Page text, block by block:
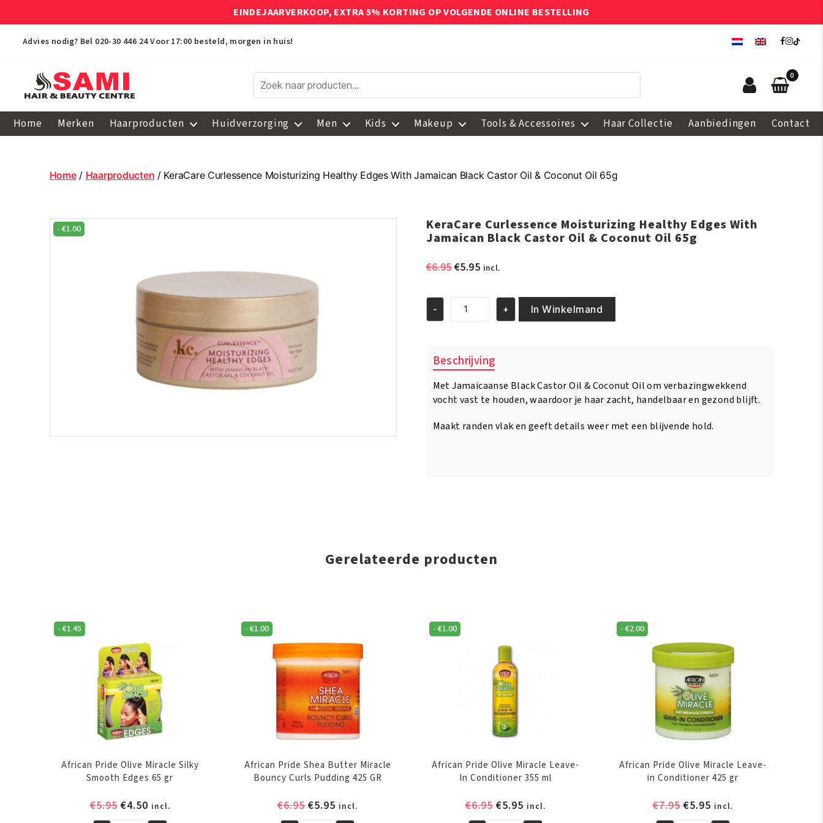
EINDEJAARVERKOOP, EXTRA 5% KORTING OP VOLGENDE ONLINE BESTELLING
Advies nodig? Bel 020-30 446 24 Voor 17:00 besteld, morgen in huis!
Hair
Centre
0
Home Merken Haarproducten Huidverzorging Men Kids Makeup Tools & Accessoires Haar Collectie Aanbiedingen Contact
Home/ Haarproducten / KeraCare Curlessence Moisturizing Healthy Edges With Jamaican Black Castor Oil & Coconut Oil 65g
- €1.00 KeraCare Curlessence Moisturizing Healthy Edges With
Jamaican Black Castor Oil & Coconut Oil 65g
€6.95Oorspronkelijke
€6.95.
€5.95Huidige
€5.95.
incl.
KeraCare
Edges
Jamaican
Black
Oil
- + In Winkelmand
Beschrijving
Met Jamaicaanse Black Castor Oil & Coconut Oil om verbazingwekkend
vocht vast te houden, waardoor je haar zacht, handelbaar en gezond blijft.
Maakt randen vlak en geeft details weer met een blijvende hold.
Gerelateerde producten
- €1.45
African Pride Olive Miracle Silky
Smooth Edges 65 gr
€5.95 Oorspronkelijke
€4.50Huidige
prijs
incl.
-€1.00
African Pride Shea Butter Miracle
Bouncy Curls Pudding 425 GR
€6.95Oorspronkelijke
€5.95 Huidige
prijs
incl.
- €1.00
African Pride Olive Miracle Leave-
In Conditioner 355 ml
€6.95 Oorspronkelijke
€5.95Huidige
prijs
incl.
-€2.00
African Pride Olive Miracle Leave-
in Conditioner 425 gr
€7.95 Oorspronkelijke
€5.95 Huidige
prijs
incl.